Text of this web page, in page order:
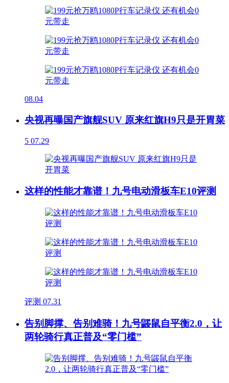
08.04
央视再曝国产旗舰SUV 原来红旗H9只是开胃菜
5 07.29
这样的性能才靠谱！九号电动滑板车E10评测
评测 07.31
告别脚撑、告别难骑！九号鼹鼠自平衡2.0，让
两轮骑行真正普及“零门槛”